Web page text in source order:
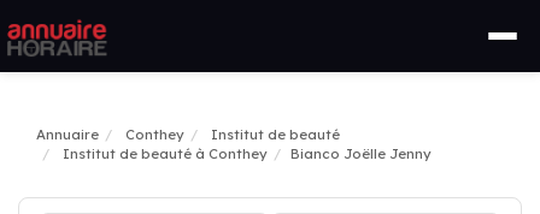
Annuaire Conthey
Institut de beauté
Institut de beauté à Conthey
Bianco Joëlle Jenny